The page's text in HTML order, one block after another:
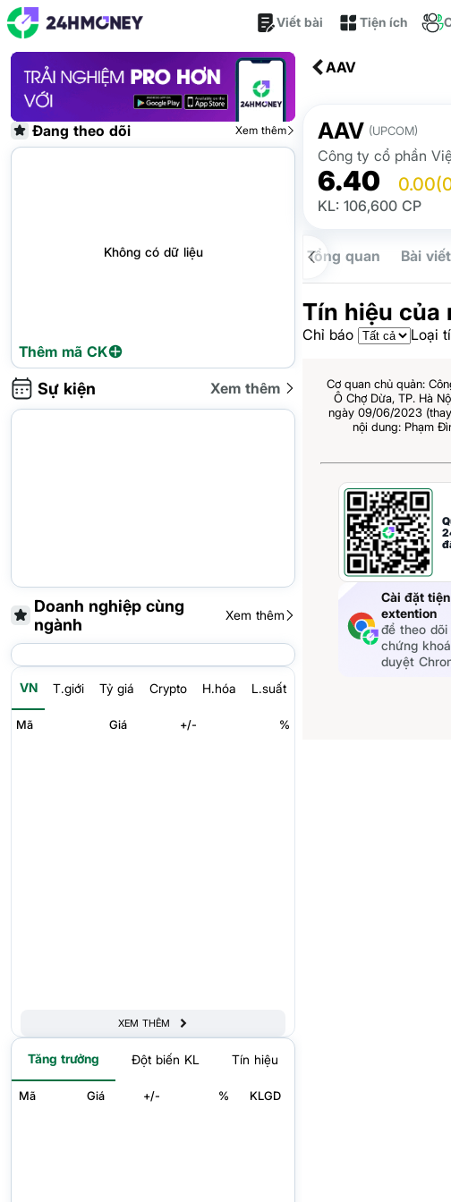
Viết bài Tiện ích
Đang theo dõi Xem thêm
Không có dữ liệu
Thêm mã CK
Sự kiện Xem thêm
Doanh nghiệp cùng
ngành
Xem thêm
VN T.giới Tỷ giá Crypto H.hóa L.suất
Mã Giá +/- %
XEM THÊM
Tăng trưởng Đột biến KL Tín hiệu
Mã Giá +/- % KLGD
AAV
AAV (UPCOM)
Công ty cổ phần
6.40 0.00
KL: 106,600 CP
Tổng quan Bài viết
Tín hiệu của
Chỉ báo Loại
Cơ quan chủ quản:
Ô Chợ Dừa, TP. Hà
ngày 09/06/2023
nội dung: Phạm
Cài đặt
extention
để theo
chứng
duyệt